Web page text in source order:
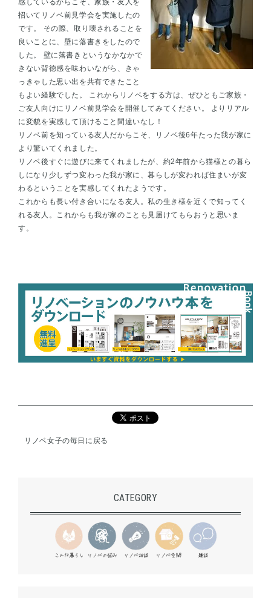
感しているからこそ、家族・友人を
招いてリノベ前見学会を実施したの
です。 その際、取り壊されることを
良いことに、壁に落書きをしたので
した。 壁に落書きというなかなかで
きない背徳感を味わいながら、きゃ
っきゃした思い出を共有できたこと
もよい経験でした。 これからリノベをする方は、ぜひともご家族・
ご友人向けにリノベ前見学会を開催してみてください。 よりリアル
に変貌を実感して頂けること間違いなし！
リノベ前を知っている友人だからこそ、リノベ後6年たった我が家に
より驚いてくれました。
リノベ後すぐに遊びに来てくれましたが、約2年前から猫様との暮ら
しになり少しずつ変わった我が家に、暮らしが変われば住まいが変
わるということを実感してくれたようです。
これからも長い付き合いになる友人。私の生き様を近くで知ってく
れる友人。これからも我が家のことも見届けてもらおうと思いま
す。
リノベ女子の毎日に戻る
CATEGORY